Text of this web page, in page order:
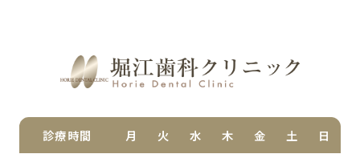
診療時間 月 火 水 木 金 土 日